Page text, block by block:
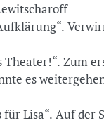
Theater!“. Zum
es
Lisa“. Auf der